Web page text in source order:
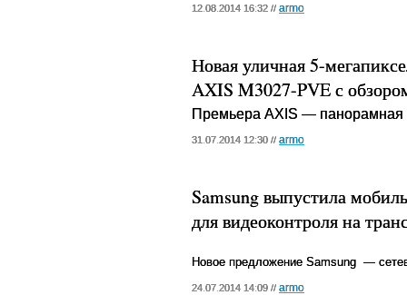
12.08.2014 16:32 // armo
Новая уличная 5-
AXIS M3027-PVE с
Премьера AXIS — панорамная
31.07.2014 12:30 // armo
Samsung выпустила
для видеоконтроля на
Новое предложение Samsung —
24.07.2014 14:09 // armo